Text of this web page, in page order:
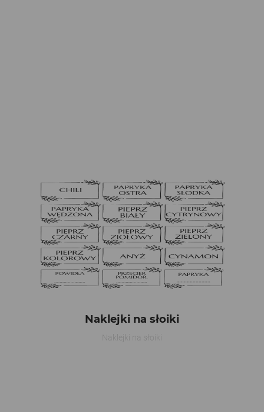
Naklejki na słoiki
Naklejki na słoiki